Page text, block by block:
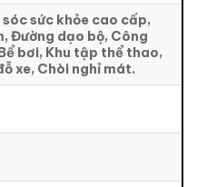
sức khỏe cao cấp,
Đường dạo bộ, Công
bơi, Khu tập thể thao,
xe, Chòi nghỉ mát.